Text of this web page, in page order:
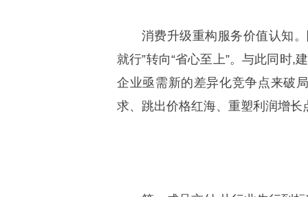
消费升级重构服务价值认知
就行”转向“省心至上”。与此同时,
企业亟需新的差异化竞争点来破
求、跳出价格红海、重塑利润增长